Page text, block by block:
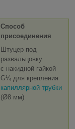
Способ
присоединения
Штуцер под
развальцовку
с накидной гайкой
G¼ для крепления
капиллярной трубки
(Ø8 мм)